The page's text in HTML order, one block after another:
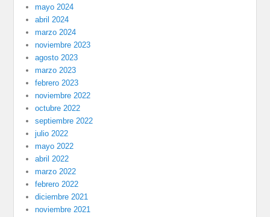
mayo 2024
abril 2024
marzo 2024
noviembre 2023
agosto 2023
marzo 2023
febrero 2023
noviembre 2022
octubre 2022
septiembre 2022
julio 2022
mayo 2022
abril 2022
marzo 2022
febrero 2022
diciembre 2021
noviembre 2021